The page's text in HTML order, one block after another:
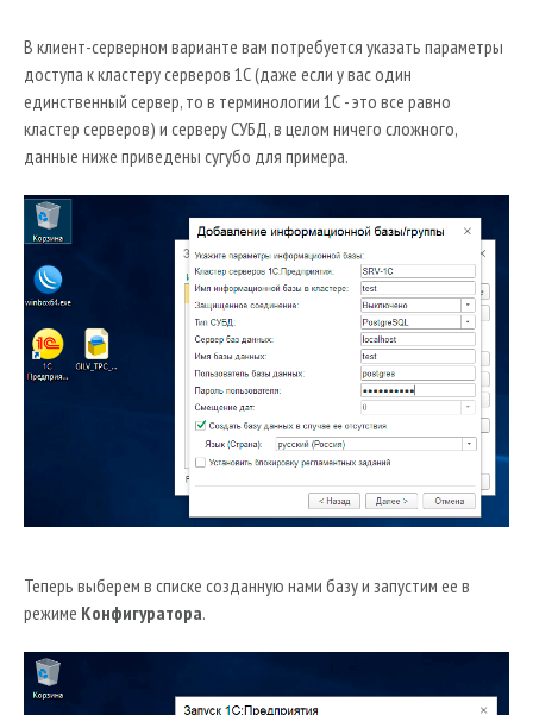
В клиент-серверном варианте вам потребуется указать параметры
доступа к кластеру серверов 1С (даже если у вас один
единственный сервер, то в терминологии 1С - это все равно
кластер серверов) и серверу СУБД, в целом ничего сложного,
данные ниже приведены сугубо для примера.
Теперь выберем в списке созданную нами базу и запустим ее в
режиме Конфигуратора.